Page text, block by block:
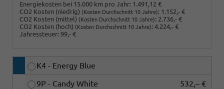
Energiekosten bei 15.000 km pro Jahr: 1.491,12 €
CO2 Kosten (niedrig) (Kosten Durchschnitt 10 Jahre): 1.152,- €
CO2 Kosten (mittel) (Kosten Durchschnitt 10 Jahre): 2.736,- €
CO2 Kosten (hoch) (Kosten Durchschnitt 10 Jahre): 4.224,- €
Jahressteuer: 99,- €
K4 - Energy Blue
9P - Candy White
532,– €